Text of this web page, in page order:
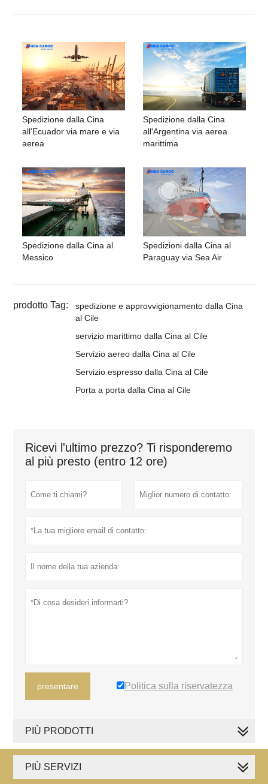
Spedizione dalla Cina
all'Ecuador via mare e via
aerea
Spedizione dalla Cina
all'Argentina via aerea
marittima
Spedizione dalla Cina al
Messico
Spedizioni dalla Cina al
Paraguay via Sea Air
prodotto Tag:
spedizione e approvvigionamento dalla Cina
al Cile
servizio marittimo dalla Cina al Cile
Servizio aereo dalla Cina al Cile
Servizio espresso dalla Cina al Cile
Porta a porta dalla Cina al Cile
Ricevi l'ultimo prezzo? Ti risponderemo
al più presto (entro 12 ore)
presentare Politica sulla riservatezza
PIÙ PRODOTTI
PIÙ SERVIZI